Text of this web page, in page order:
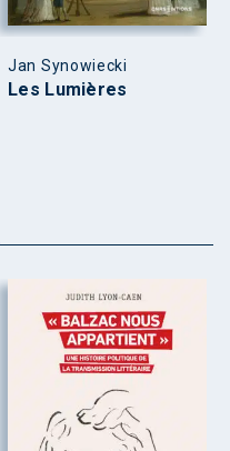
Jan Synowiecki
Les Lumières